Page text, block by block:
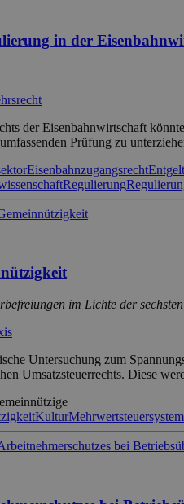
in der
der Eisenbahnwirtschaft
Prüfung zu
Eisenbahnzugangsrecht
Regulierung
im Lichte der
Untersuchung zum
Umsatzsteuerrechts. Diese
Kultur